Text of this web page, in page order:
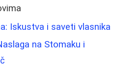
Iskustva i saveti vlasnika
na Stomaku i